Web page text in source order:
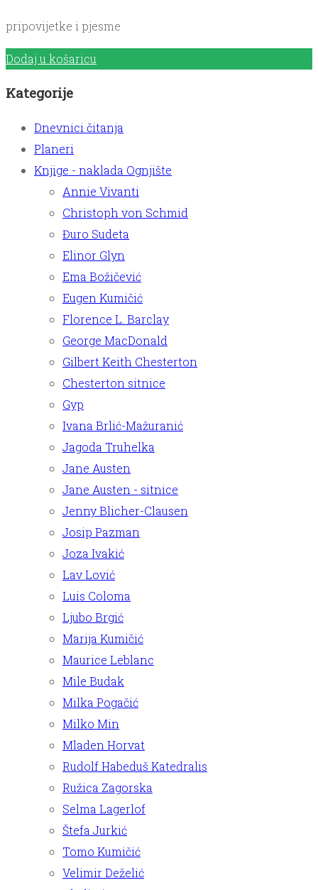
pripovijetke i pjesme
Dodaj u košaricu
Kategorije
Dnevnici čitanja
Planeri
Knjige - naklada Ognjište
Annie Vivanti
Christoph von Schmid
Đuro Sudeta
Elinor Glyn
Ema Božičević
Eugen Kumičić
Florence L. Barclay
George MacDonald
Gilbert Keith Chesterton
Chesterton sitnice
Gyp
Ivana Brlić-Mažuranić
Jagoda Truhelka
Jane Austen
Jane Austen - sitnice
Jenny Blicher-Clausen
Josip Pazman
Joza Ivakić
Lav Lović
Luis Coloma
Ljubo Brgić
Marija Kumičić
Maurice Leblanc
Mile Budak
Milka Pogačić
Milko Min
Mladen Horvat
Rudolf Habeduš Katedralis
Ružica Zagorska
Selma Lagerlof
Štefa Jurkić
Tomo Kumičić
Velimir Deželić